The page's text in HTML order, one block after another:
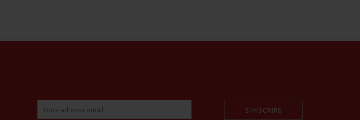
S'INSCRIRE